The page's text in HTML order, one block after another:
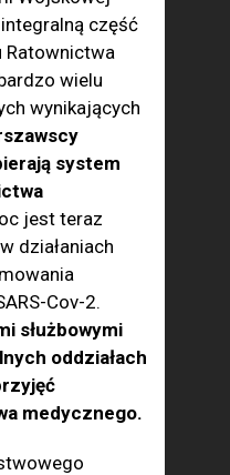
część
Ratownictwa
wielu
wynikających
system
jest teraz
działaniach
Cov-2.
służbowymi
oddziałach
medycznego.